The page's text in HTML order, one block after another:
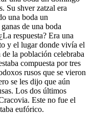
Su shver zatzal era
una boda un
de una boda
respuesta? Era una
y el lugar donde vivía el
la población celebraba
compuesta por tres
rusos que se vieron
se les dijo que aún
Los dos últimos
Este no fue el
eufórico.